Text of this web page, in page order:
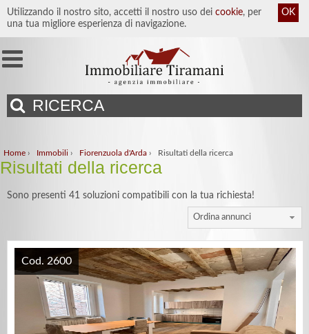
Utilizzando il nostro sito, accetti il nostro uso dei cookie, per
una tua migliore esperienza di navigazione.
OK
RICERCA
Home › Immobili › Fiorenzuola d'Arda › Risultati della ricerca
Risultati della ricerca
Sono presenti 41 soluzioni compatibili con la tua richiesta!
Ordina annunci
Cod. 2600